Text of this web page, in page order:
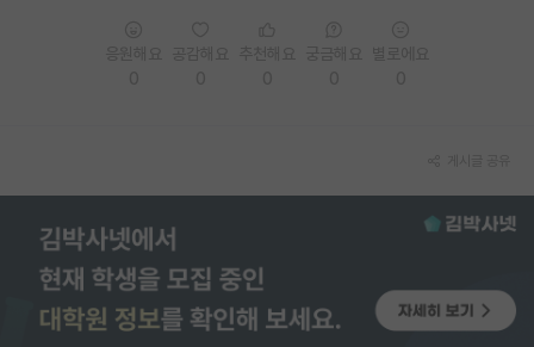
임용 후기 게시판
PI 전용 게시판
인문사회 계열 게시판